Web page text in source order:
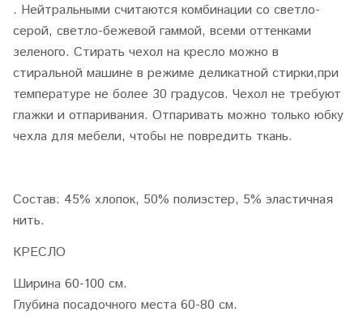
. Нейтральными считаются комбинации со светло-
серой, светло-бежевой гаммой, всеми оттенками
зеленого. Стирать чехол на кресло можно в
стиральной машине в режиме деликатной стирки,при
температуре не более 30 градусов. Чехол не требуют
глажки и отпаривания. Отпаривать можно только юбку
чехла для мебели, чтобы не повредить ткань.
Состав: 45% хлопок, 50% полиэстер, 5% эластичная
нить.
КРЕСЛО
Ширина 60-100 см.
Глубина посадочного места 60-80 см.